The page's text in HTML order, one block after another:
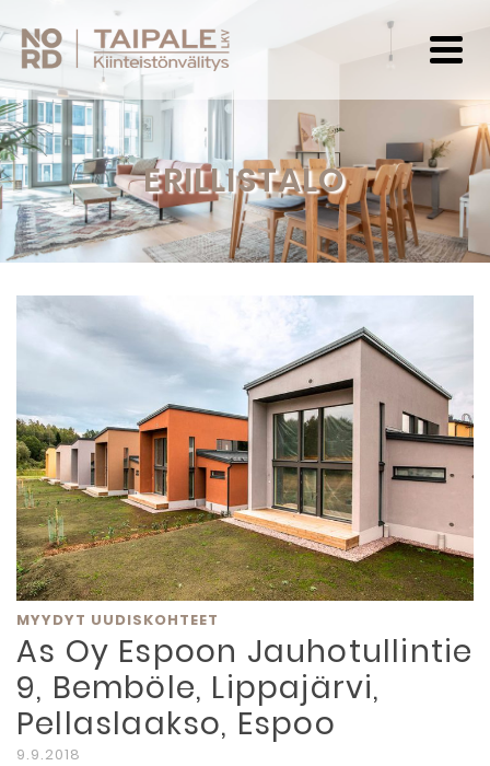
ERILLISTALO
MYYDYT UUDISKOHTEET
As Oy Espoon Jauhotullintie
9, Bemböle, Lippajärvi,
Pellaslaakso, Espoo
9.9.2018